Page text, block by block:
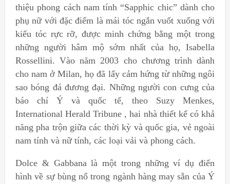
thiệu phong cách nam tính “Sapphic chic” dành cho
phụ nữ với đặc điểm là mái tóc ngắn vuốt xuống với
kiểu tóc rực rỡ, được minh chứng bằng một trong
những người hâm mộ sớm nhất của họ, Isabella
Rossellini. Vào năm 2003 cho chương trình dành
cho nam ở Milan, họ đã lấy cảm hứng từ những ngôi
sao bóng đá đương đại. Những người con cưng của
báo chí Ý và quốc tế, theo Suzy Menkes,
International Herald Tribune , hai nhà thiết kế có khả
năng pha trộn giữa các thời kỳ và quốc gia, vẻ ngoài
nam tính và nữ tính, các loại vải và phong cách.
Dolce & Gabbana là một trong những ví dụ điển
hình về sự bùng nổ trong ngành hàng may sẵn của Ý